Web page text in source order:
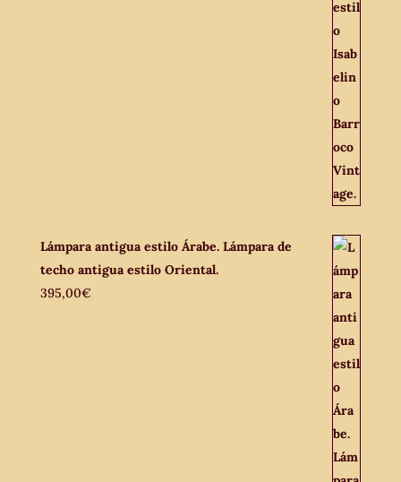
Lámpara antigua estilo Árabe. Lámpara de
techo antigua estilo Oriental.
395,00€